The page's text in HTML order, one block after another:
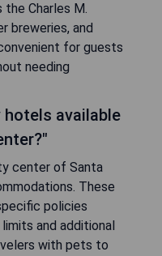
Charles M.
breweries, and
for guests
needing
available
center of Santa
These
policies
and additional
with pets to